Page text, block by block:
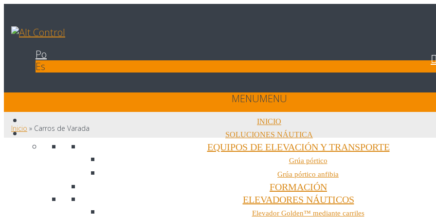
Po
Es
MENUMENU
INICIO
SOLUCIONES NÁUTICA
EQUIPOS DE ELEVACIÓN Y TRANSPORTE
Grúa pórtico
Grúa pórtico anfibia
FORMACIÓN
ELEVADORES NÁUTICOS
Elevador Golden™ mediante carriles
Inicio » Carros de Varada